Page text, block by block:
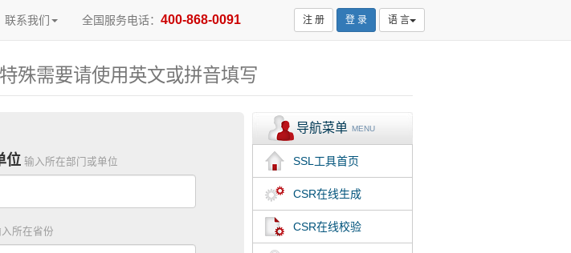
联系我们 全国服务电话： 400-868-0091 注 册 登 录 语 言
殊需要请使用英文或拼音填写
位 输入所在部门或单位
所在省份
导航菜单 MENU
SSL工具首页
CSR在线生成
CSR在线校验